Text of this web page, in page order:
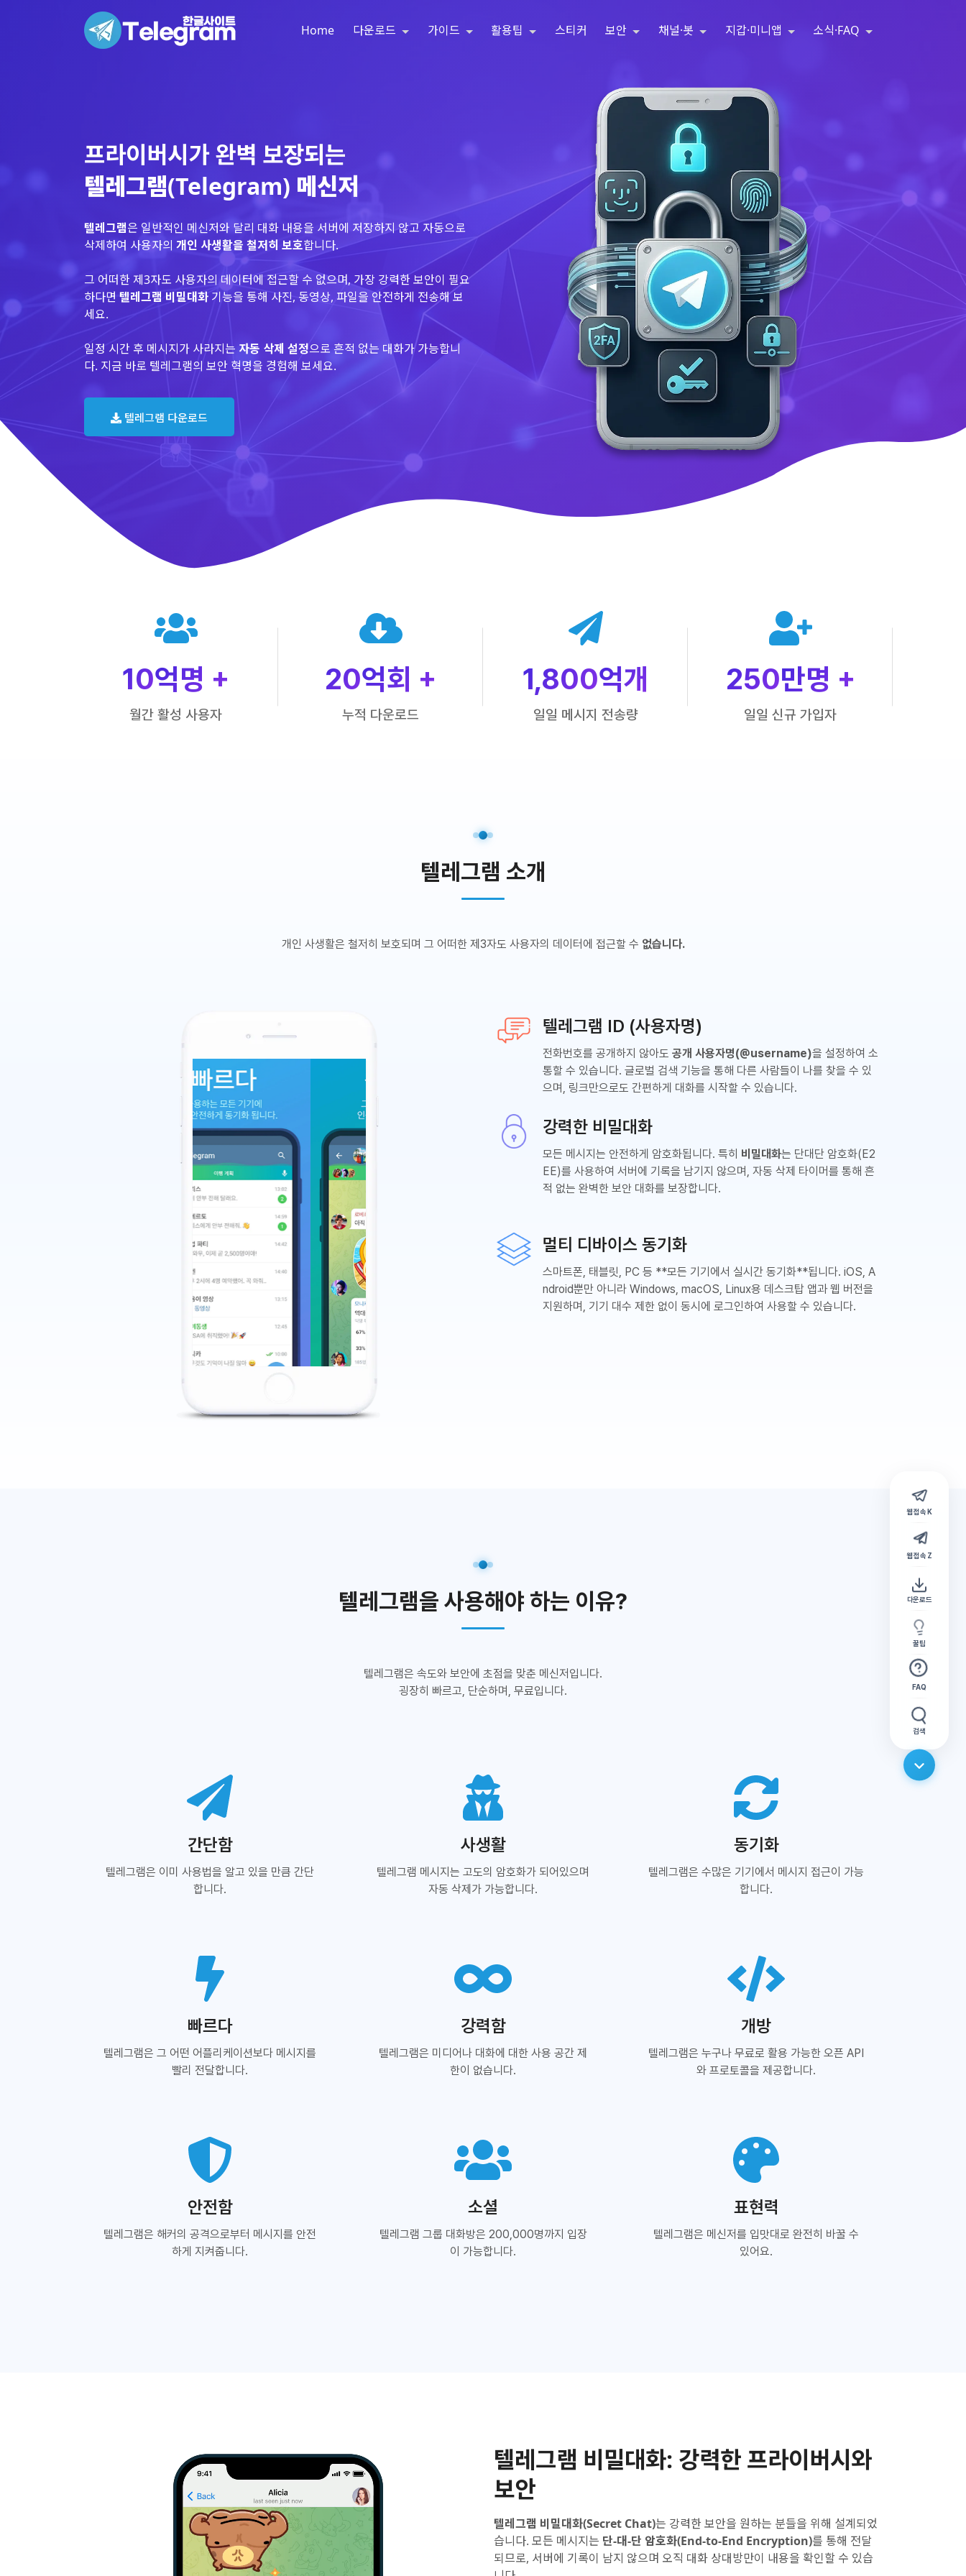
웹 접속 K
웹 접속 Z
다운로드
꿀팁
FAQ
검색
Home 다운로드 가이드 활용팁 스티커 보안 채널·봇 지갑·미니앱 소식·FAQ
프라이버시가 완벽 보장되는
텔레그램(Telegram) 메신저
텔레그램은 일반적인 메신저와 달리 대화 내용을 서버에 저장하지 않고 자동으로
삭제하여 사용자의 개인 사생활을 철저히 보호합니다.
그 어떠한 제3자도 사용자의 데이터에 접근할 수 없으며, 가장 강력한 보안이 필요
하다면 텔레그램 비밀대화 기능을 통해 사진, 동영상, 파일을 안전하게 전송해 보
세요.
일정 시간 후 메시지가 사라지는 자동 삭제 설정으로 흔적 없는 대화가 가능합니
다. 지금 바로 텔레그램의 보안 혁명을 경험해 보세요.
텔레그램 다운로드
텔레그램 글로벌 이용 통계
10억명 +
월간 활성 사용자
20억회 +
누적 다운로드
1,800억개
일일 메시지 전송량
250만명 +
일일 신규 가입자
텔레그램 소개
개인 사생활은 철저히 보호되며 그 어떠한 제3자도 사용자의 데이터에 접근할 수 없습니다.
텔레그램 ID (사용자명)
전화번호를 공개하지 않아도 공개 사용자명(@username)을 설정하여 소
통할 수 있습니다. 글로벌 검색 기능을 통해 다른 사람들이 나를 찾을 수 있
으며, 링크만으로도 간편하게 대화를 시작할 수 있습니다.
강력한 비밀대화
모든 메시지는 안전하게 암호화됩니다. 특히 비밀대화는 단대단 암호화(E2
EE)를 사용하여 서버에 기록을 남기지 않으며, 자동 삭제 타이머를 통해 흔
적 없는 완벽한 보안 대화를 보장합니다.
멀티 디바이스 동기화
스마트폰, 태블릿, PC 등 **모든 기기에서 실시간 동기화**됩니다. iOS, A
ndroid뿐만 아니라 Windows, macOS, Linux용 데스크탑 앱과 웹 버전을
지원하며, 기기 대수 제한 없이 동시에 로그인하여 사용할 수 있습니다.
텔레그램을 사용해야 하는 이유?
텔레그램은 속도와 보안에 초점을 맞춘 메신저입니다.
굉장히 빠르고, 단순하며, 무료입니다.
간단함
텔레그램은 이미 사용법을 알고 있을 만큼 간단
합니다.
사생활
텔레그램 메시지는 고도의 암호화가 되어있으며
자동 삭제가 가능합니다.
동기화
텔레그램은 수많은 기기에서 메시지 접근이 가능
합니다.
빠르다
텔레그램은 그 어떤 어플리케이션보다 메시지를
빨리 전달합니다.
강력함
텔레그램은 미디어나 대화에 대한 사용 공간 제
한이 없습니다.
개방
텔레그램은 누구나 무료로 활용 가능한 오픈 API
와 프로토콜을 제공합니다.
안전함
텔레그램은 해커의 공격으로부터 메시지를 안전
하게 지켜줍니다.
소셜
텔레그램 그룹 대화방은 200,000명까지 입장
이 가능합니다.
표현력
텔레그램은 메신저를 입맛대로 완전히 바꿀 수
있어요.
텔레그램 비밀대화: 강력한 프라이버시와
보안
텔레그램 비밀대화(Secret Chat)는 강력한 보안을 원하는 분들을 위해 설계되었
습니다. 모든 메시지는 단-대-단 암호화(End-to-End Encryption)를 통해 전달
되므로, 서버에 기록이 남지 않으며 오직 대화 상대방만이 내용을 확인할 수 있습